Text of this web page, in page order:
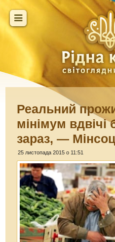
Реальний
мінімум вдвічі
зараз, —
25 листопада 2015 о 11:51